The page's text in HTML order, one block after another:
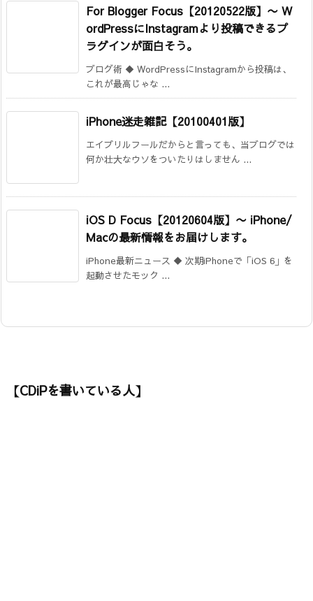
For Blogger Focus【20120522版】 〜 W
ordPressにInstagramより投稿できるプ
ラグインが面白そう。
ブログ術 ◆ WordPressにInstagramから投稿は、
これが最高じゃな ...
iPhone迷走雑記【20100401版】
エイプリルフールだからと言っても、当ブログでは
何か壮大なウソをついたりはしません ...
iOS D Focus【20120604版】 〜 iPhone/
Macの最新情報をお届けします。
iPhone最新ニュース ◆ 次期iPhoneで「iOS 6」を
起動させたモック ...
【CDiPを書いている人】